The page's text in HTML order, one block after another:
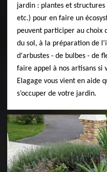
jardin : plantes et structures
etc.) pour en faire un
peuvent participer au choix
du sol, à la préparation de
d'arbustes - de bulbes - de
faire appel à nos artisans si
Elagage vous vient en aide
s’occuper de votre jardin.